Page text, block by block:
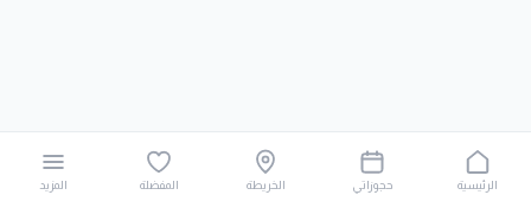
الرئيسية حجوزاتي الخريطة المفضلة المزيد